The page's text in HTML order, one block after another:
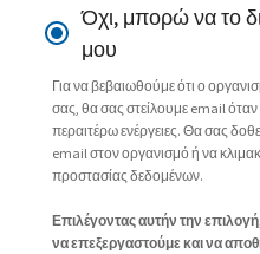
Όχι, μπορώ να το
μου
Για να βεβαιωθούμε ότι ο
σας, θα σας στείλουμε email
περαιτέρω ενέργειες. Θα σας
email στον οργανισμό ή να
προστασίας δεδομένων.
Επιλέγοντας αυτήν την
να επεξεργαστούμε και να